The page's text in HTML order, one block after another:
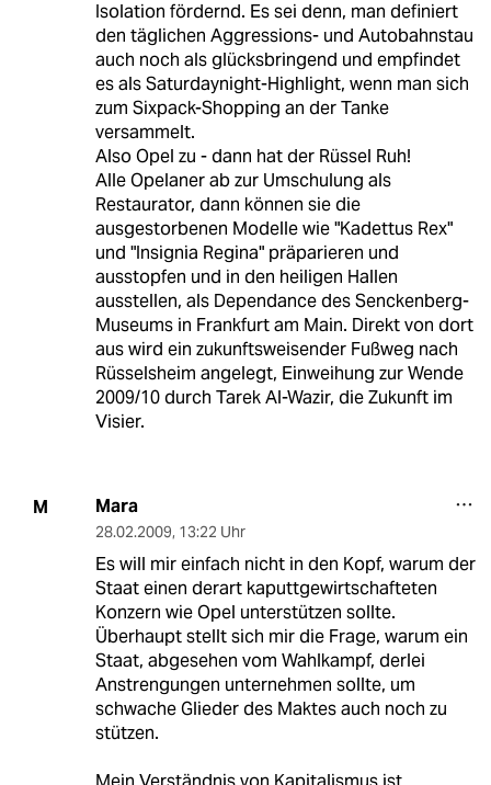
Isolation fördernd. Es sei denn, man definiert
den täglichen Aggressions- und Autobahnstau
auch noch als glücksbringend und empfindet
es als Saturdaynight-Highlight, wenn man sich
zum Sixpack-Shopping an der Tanke
versammelt.
Also Opel zu - dann hat der Rüssel Ruh!
Alle Opelaner ab zur Umschulung als
Restaurator, dann können sie die
ausgestorbenen Modelle wie "Kadettus Rex"
und "Insignia Regina" präparieren und
ausstopfen und in den heiligen Hallen
ausstellen, als Dependance des Senckenberg-
Museums in Frankfurt am Main. Direkt von dort
aus wird ein zukunftsweisender Fußweg nach
Rüsselsheim angelegt, Einweihung zur Wende
2009/10 durch Tarek Al-Wazir, die Zukunft im
Visier.
M Mara
28.02.2009, 13:22 Uhr
Es will mir einfach nicht in den Kopf, warum der
Staat einen derart kaputtgewirtschafteten
Konzern wie Opel unterstützen sollte.
Überhaupt stellt sich mir die Frage, warum ein
Staat, abgesehen vom Wahlkampf, derlei
Anstrengungen unternehmen sollte, um
schwache Glieder des Maktes auch noch zu
stützen.